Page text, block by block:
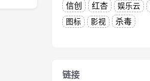
信创 红杏 娱乐云
图标
影视 杀毒
链接